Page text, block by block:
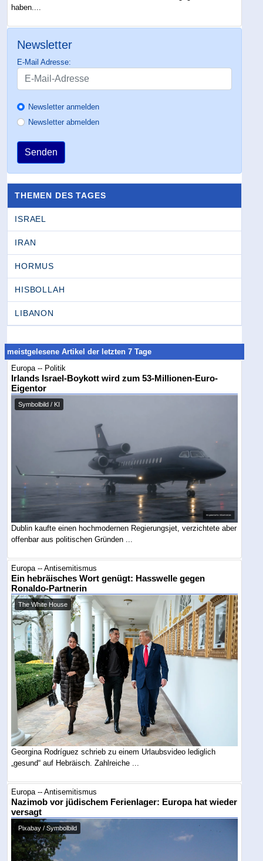
haben....
Newsletter
E-Mail Adresse:
Newsletter anmelden
Newsletter abmelden
Senden
THEMEN DES TAGES
ISRAEL
IRAN
HORMUS
HISBOLLAH
LIBANON
meistgelesene Artikel der letzten 7 Tage
Europa -- Politik
Irlands Israel-Boykott wird zum 53-Millionen-Euro-
Eigentor
Symbolbild / KI
Dublin kaufte einen hochmodernen Regierungsjet, verzichtete aber
offenbar aus politischen Gründen ...
Europa -- Antisemitismus
Ein hebräisches Wort genügt: Hasswelle gegen
Ronaldo-Partnerin
The White House
Georgina Rodríguez schrieb zu einem Urlaubsvideo lediglich
„gesund“ auf Hebräisch. Zahlreiche ...
Europa -- Antisemitismus
Nazimob vor jüdischem Ferienlager: Europa hat wieder
versagt
Pixabay / Symbolbild